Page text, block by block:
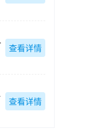
版
查看详情
查看详情